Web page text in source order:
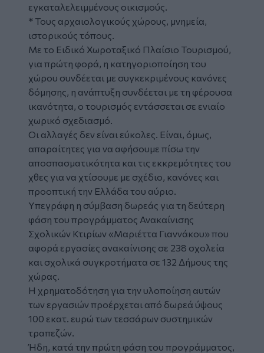
εγκαταλελειμμένους οικισμούς.
* Τους αρχαιολογικούς χώρους, μνημεία,
ιστορικούς τόπους.
Με το Ειδικό Χωροταξικό Πλαίσιο Τουρισμού,
για πρώτη φορά, η κατηγοριοποίηση του
χώρου συνδέεται με συγκεκριμένους κανόνες
δόμησης, η ανάπτυξη συνδέεται με τη φέρουσα
ικανότητα, ο τουρισμός εντάσσεται σε ενιαίο
χωρικό σχεδιασμό.
Οι αλλαγές δεν είναι εύκολες. Είναι, όμως,
απαραίτητες για να αφήσουμε πίσω την
αποσπασματικότητα και τις εκκρεμότητες του
χθες για να χτίσουμε με σχέδιο, κανόνες και
προοπτική την Ελλάδα του αύριο.
Υπεγράφη η σύμβαση δωρεάς για τη δεύτερη
φάση του προγράμματος Ανακαίνισης
Σχολικών Κτιρίων «Μαριέττα Γιαννάκου» που
αφορά εργασίες ανακαίνισης σε 238 σχολεία
και σχολικά συγκροτήματα σε 132 Δήμους της
χώρας.
Η χρηματοδότηση για την υλοποίηση αυτών
των εργασιών προέρχεται από δωρεά ύψους
100 εκατ. ευρώ των τεσσάρων συστημικών
τραπεζών.
Ήδη, κατά την πρώτη φάση του προγράμματος,